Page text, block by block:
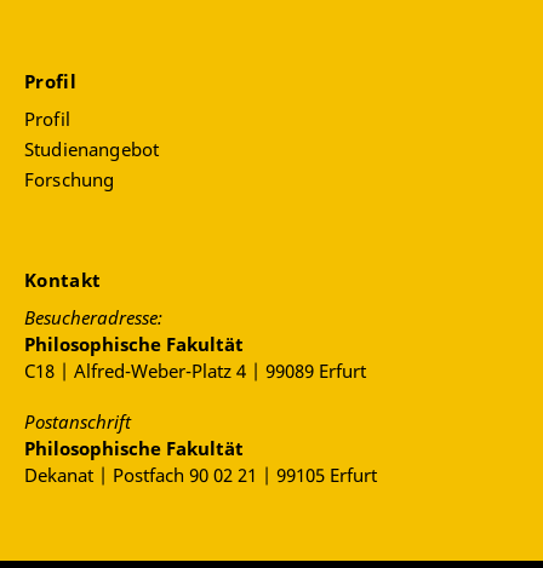
Profil
Profil
Studienangebot
Forschung
Kontakt
Besucheradresse:
Philosophische Fakultät
C18 | Alfred-Weber-Platz 4 | 99089 Erfurt
Postanschrift
Philosophische Fakultät
Dekanat | Postfach 90 02 21 | 99105 Erfurt